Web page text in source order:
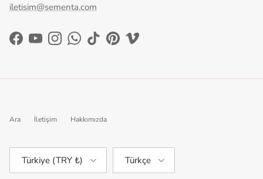
iletisim@sementa.com
Facebook
YouTubeInstagramWhatsApp
TikTokPinterestVimeo
Ara İletişim Hakkımızda
Türkiye (TRY ₺) Türkçe